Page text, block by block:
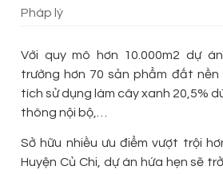
Pháp lý
Với quy mô hơn 10.000m2 dự
trường hơn 70 sản phẩm đất
tích sử dụng làm cây xanh 20,5%
thông nội bộ,…
Sở hữu nhiều ưu điểm vượt trội
Huyện Củ Chi, dự án hứa hẹn sẽ